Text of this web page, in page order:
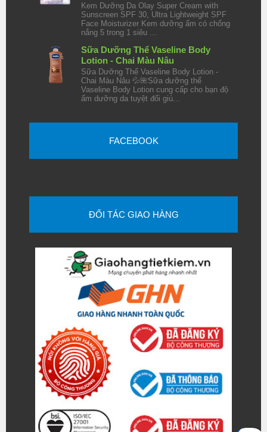
Kem Dưỡng Da Olay Super Cream with
Sunscreen SPF 30, Ultra Lightweight SPF
Face Moisturizer Kem dưỡng ẩm có chống
nắng 5 trong 1 siêu ...
Sữa Dưỡng Thể Vaseline Body
Lotion - Chai Màu Nâu
Sữa Dưỡng Thể Vaseline Body Lotion -
Chai Màu Nâu 💦🌺Sữa dưỡng thể
Vaseline Body Lotion cung cấp cho bạn độ
ẩm dưỡng da tuyệt đối giú...
FACEBOOK
ĐỐI TÁC GIAO HÀNG